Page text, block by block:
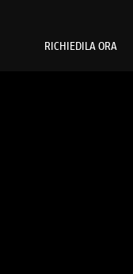
RICHIEDILA ORA